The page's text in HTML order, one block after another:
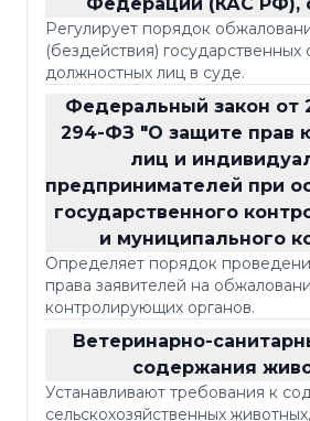
Регулирует порядок
(бездействия) государственных
должностных лиц в суде.
Федеральный закон от
294-ФЗ "О защите прав
лиц и
предпринимателей при
государственного
и муниципального
Определяет порядок
права заявителей на
контролирующих органов.
Ветеринарно-
содержания
Устанавливают требования к
сельскохозяйственных